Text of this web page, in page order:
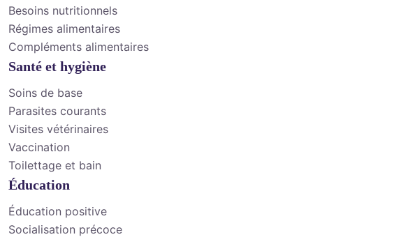
Besoins nutritionnels
Régimes alimentaires
Compléments alimentaires
Santé et hygiène
Soins de base
Parasites courants
Visites vétérinaires
Vaccination
Toilettage et bain
Éducation
Éducation positive
Socialisation précoce